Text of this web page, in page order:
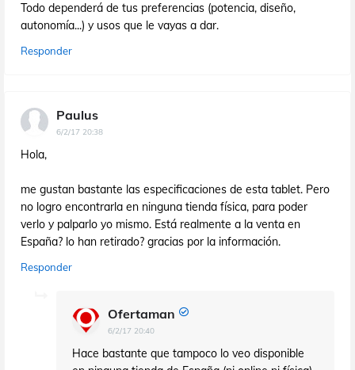
Todo dependerá de tus preferencias (potencia, diseño,
autonomía...) y usos que le vayas a dar.
Responder
Paulus
6/2/17 20:38
Hola,
me gustan bastante las especificaciones de esta tablet. Pero
no logro encontrarla en ninguna tienda física, para poder
verlo y palparlo yo mismo. Está realmente a la venta en
España? lo han retirado? gracias por la información.
Responder
Ofertaman
6/2/17 20:40
Hace bastante que tampoco lo veo disponible